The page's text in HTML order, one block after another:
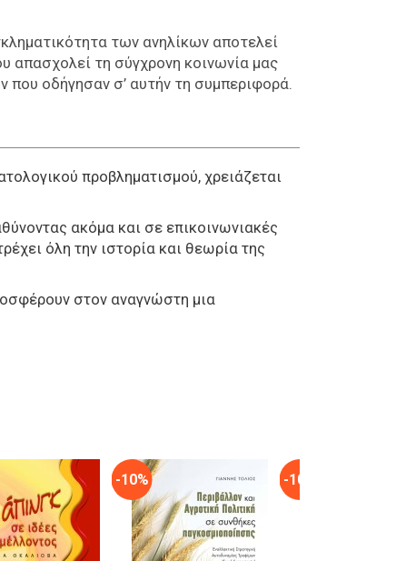
των ανηλίκων αποτελεί
απασχολεί τη σύγχρονη κοινωνία μας
που οδήγησαν σ’ αυτήν τη συμπεριφορά.
προβληματισμού, χρειάζεται
ακόμα και σε επικοινωνιακές
όλη την ιστορία και θεωρία της
στον αναγνώστη μια
-10% -10%